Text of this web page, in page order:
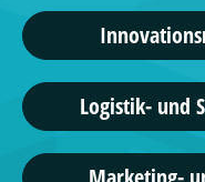
Logistik- und